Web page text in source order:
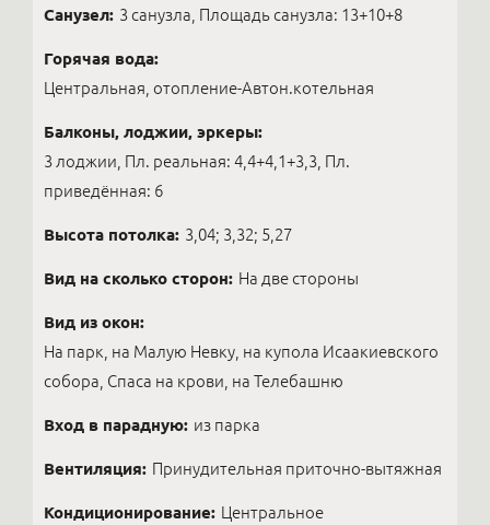
Санузел: 3 санузла, Площадь санузла: 13+10+8
Горячая вода:
Центральная, отопление-Автон.котельная
Балконы, лоджии, эркеры:
3 лоджии, Пл. реальная: 4,4+4,1+3,3, Пл.
приведённая: 6
Высота потолка: 3,04; 3,32; 5,27
Вид на сколько сторон: На две стороны
Вид из окон:
На парк, на Малую Невку, на купола Исаакиевского
собора, Спаса на крови, на Телебашню
Вход в парадную: из парка
Вентиляция: Принудительная приточно-вытяжная
Кондиционирование: Центральное